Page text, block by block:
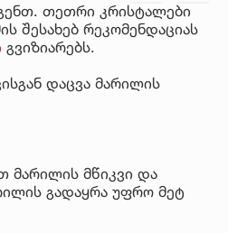
თეთრი კრისტალები
შესახებ რეკომენდაციას
გვიზიარებს.
დაცვა მარილის
მარილის მწიკვი და
გადაყრა უფრო მეტ